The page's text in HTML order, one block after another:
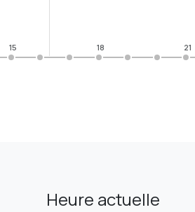
15 18 21
Heure actuelle